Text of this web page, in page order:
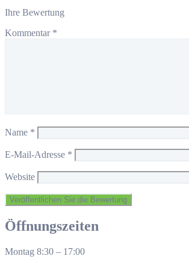
Ihre Bewertung
Kommentar *
Name *
E-Mail-Adresse *
Website
Öffnungszeiten
Montag 8:30 – 17:00